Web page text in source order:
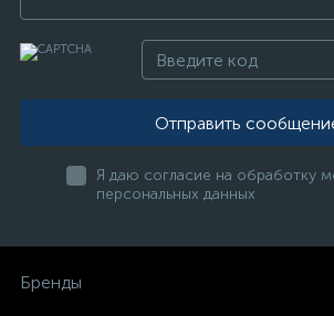
Отправить
Я даю согласие на обработку
персональных данных
Бренды